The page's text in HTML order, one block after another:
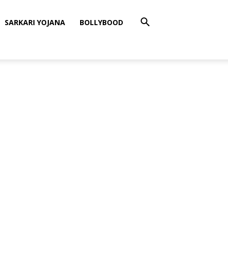
SARKARI YOJANA BOLLYBOOD